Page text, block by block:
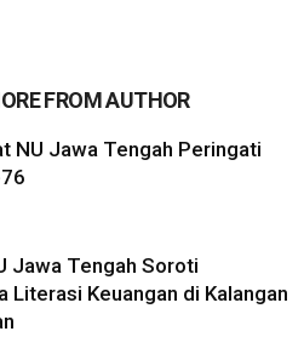
FROM AUTHOR
NU Jawa Tengah Peringati
Jawa Tengah Soroti
Literasi Keuangan di Kalangan